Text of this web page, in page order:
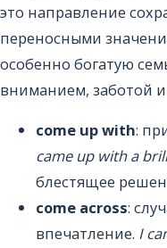
это направление
переносными
особенно богатую
вниманием, заботой
come up with:
came up with a
блестящее
come across:
впечатление. I